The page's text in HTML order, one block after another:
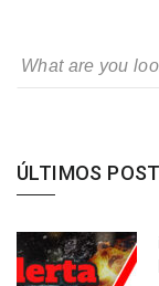
ÚLTIMOS